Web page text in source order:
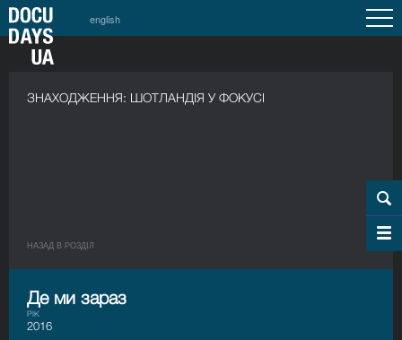
english
ЗНАХОДЖЕННЯ: ШОТЛАНДІЯ У ФОКУСІ
НАЗАД В РОЗДIЛ
Де ми зараз
РІК
2016